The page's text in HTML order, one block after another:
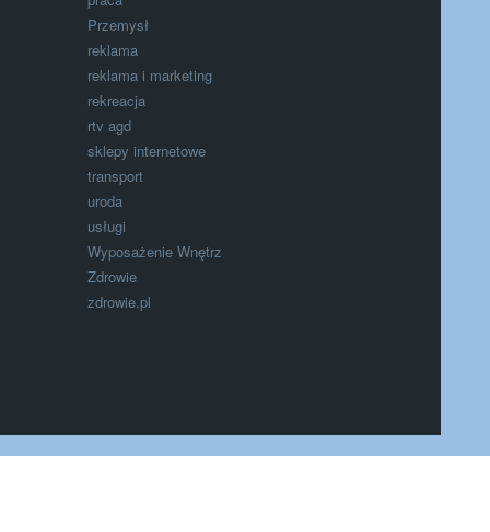
Przemysł
reklama
reklama i marketing
rekreacja
rtv agd
sklepy internetowe
transport
uroda
usługi
Wyposażenie Wnętrz
Zdrowie
zdrowie.pl